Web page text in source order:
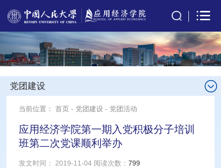
党团建设
当前位置：首页 - 党团建设 - 党团活动
应用经济学院第一期入党积极分子培训
班第二次党课顺利举办
发文时间： 2019-11-04 阅读次数：799